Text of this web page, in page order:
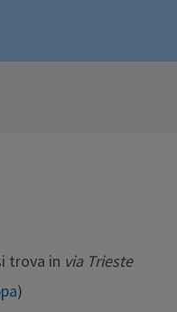
trova in via Trieste
)